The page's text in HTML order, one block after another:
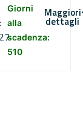
:
Giorni
alla
scadenza:
510
Maggiori
dettagli